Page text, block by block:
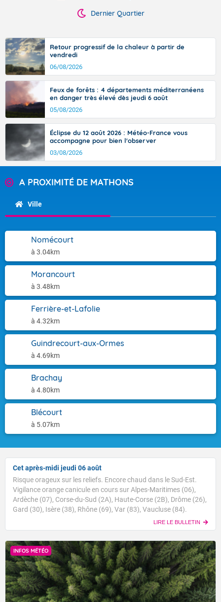
Dernier Quartier
Retour progressif de la chaleur à partir de
vendredi
06/08/2026
Feux de forêts : 4 départements méditerranéens
en danger très élevé dès jeudi 6 août
05/08/2026
Éclipse du 12 août 2026 : Météo-France vous
accompagne pour bien l'observer
03/08/2026
A PROXIMITÉ DE MATHONS
Ville
Nomécourt
à 3.04km
Morancourt
à 3.48km
Ferrière-et-Lafolie
à 4.32km
Guindrecourt-aux-Ormes
à 4.69km
Brachay
à 4.80km
Blécourt
à 5.07km
Cet après-midi jeudi 06 août
Risque orageux sur les reliefs. Encore chaud dans le Sud-Est.
Vigilance orange canicule en cours sur Alpes-Maritimes (06),
Ardèche (07), Corse-du-Sud (2A), Haute-Corse (2B), Drôme (26),
Gard (30), Isère (38), Rhône (69), Var (83), Vaucluse (84).
LIRE LE BULLETIN
INFOS MÉTÉO